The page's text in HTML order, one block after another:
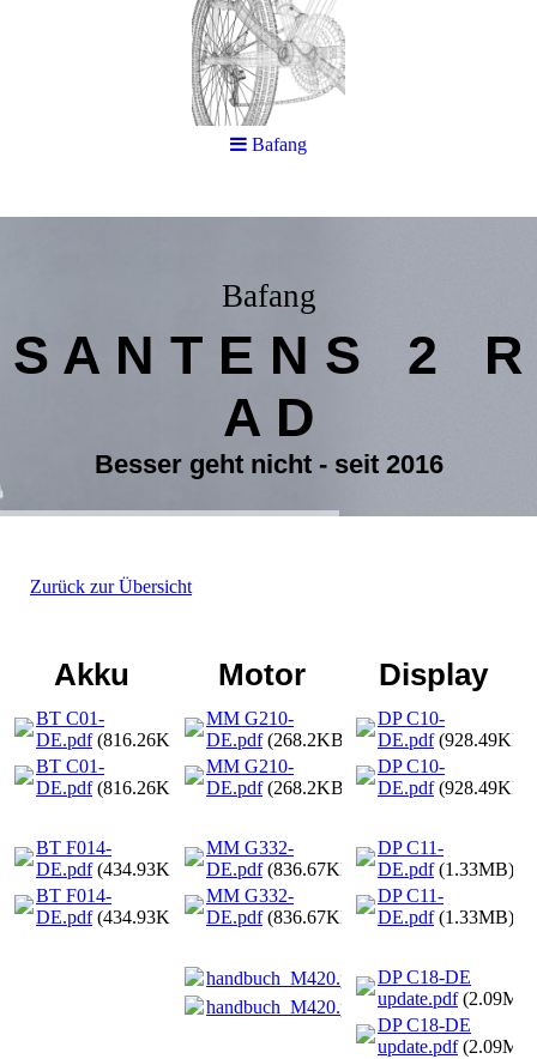
Bafang
S A N T E N S 2 R
A D
Besser geht nicht - seit 2016
Zurück zur Übersicht
Akku Motor Display
BT C01-
DE.pdf(816.26KB)
BT C01-
DE.pdf(816.26KB)
MM G210-
DE.pdf(268.2KB)
MM G210-
DE.pdf(268.2KB)
DP C10-
DE.pdf(928.49KB)
DP C10-
DE.pdf(928.49KB)
BT F014-
DE.pdf(434.93KB)
BT F014-
DE.pdf(434.93KB)
MM G332-
DE.pdf(836.67KB)
MM G332-
DE.pdf(836.67KB)
DP C11-
DE.pdf(1.33MB)
DP C11-
DE.pdf(1.33MB)
handbuch_M420.pdf(3.15MB)
handbuch_M420.pdf
(3.15MB)
DP C18-DE
update.pdf(2.09MB)
DP C18-DE
update.pdf(2.09MB)
Bafang